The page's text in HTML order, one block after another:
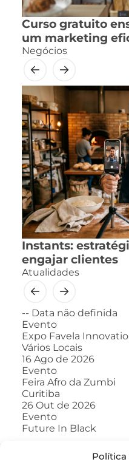
Política
Curso gratuito
um marketing
Negócios
Instants:
engajar clientes
Atualidades
-- Data não definida
Evento
Expo Favela
Vários Locais
16 Ago de 2026
Evento
Feira Afro da Zumbi
Curitiba
26 Out de 2026
Evento
Future In Black